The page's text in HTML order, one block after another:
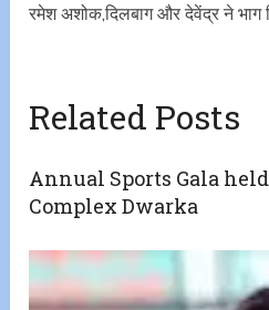
रमेश अशोक,दिलबाग और देवेंद्र ने भाग
Related Posts
Annual Sports Gala held
Complex Dwarka